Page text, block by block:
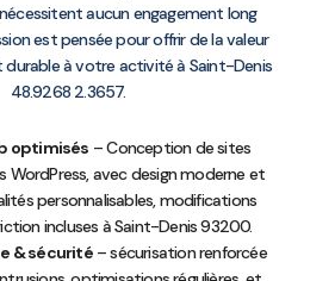
aucun engagement long
est pensée pour offrir de la valeur
durable à votre activité à Saint-Denis
48.9268 2.3657.
optimisés – Conception de sites
WordPress, avec design moderne et
personnalisables, modifications
incluses à Saint-Denis 93200.
& sécurité– sécurisation renforcée